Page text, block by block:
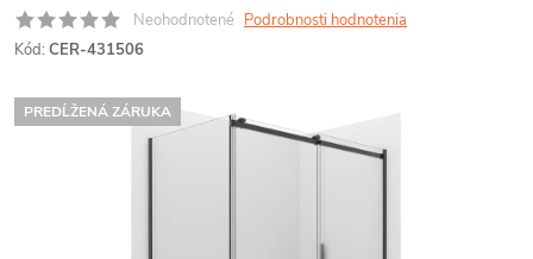
Neohodnotené Podrobnosti hodnotenia
Kód: CER-431506
PREDĹŽENÁ ZÁRUKA